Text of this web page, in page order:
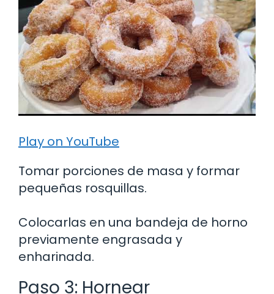
Play on YouTube
Tomar porciones de masa y formar
pequeñas rosquillas.
Colocarlas en una bandeja de horno
previamente engrasada y
enharinada.
Paso 3: Hornear